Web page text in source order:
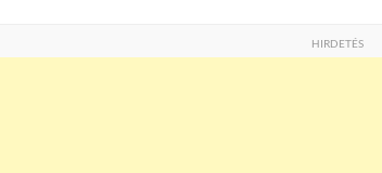
HIRDETÉS